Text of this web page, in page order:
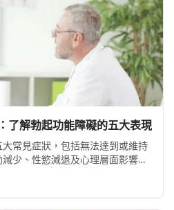
了解勃起功能障礙的五大表現
常見症狀，包括無法達到或維持
少、性慾減退及心理層面影響。